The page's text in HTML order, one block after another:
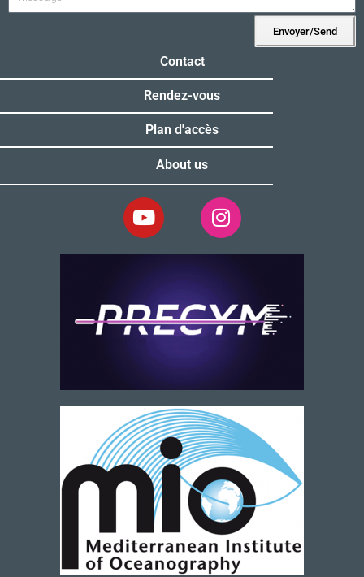
Contact
Rendez-vous
Plan d'accès
About us
Envoyer/Send
Alternative: